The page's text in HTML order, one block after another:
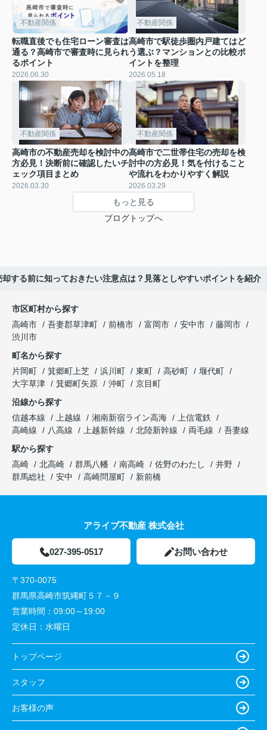
不動産関係
転職直後でも住宅ローン審査は
通る？高崎市で審査時に見られ
るポイント
2026.06.30
不動産関係
高崎市で駅徒歩圏内戸建てはど
う選ぶ？マンションとの比較ポ
イントを整理
2026.05.18
不動産関係
高崎市の不動産売却を検討中の
方必見！決断前に確認したいチ
ェック項目まとめ
2026.03.30
不動産関係
高崎市で二世帯住宅の売却を検
討中の方必見！気を付けること
や流れをわかりやすく解説
2026.03.29
もっと見る
ブログトップへ
する前に知っておきたい注意点は？見落としやすいポイントを紹介
市区町村から探す
高崎市
吾妻郡草津町 前橋市 富岡市 安中市
藤岡市
渋川市
町名から探す
片岡町
箕郷町上芝 浜川町 東町 高砂町
堰代町
大字草津
箕郷町矢原 沖町
京目町
沿線から探す
信越本線
上越線 湘南新宿ライン高海
上信電鉄
高崎線
八高線 上越新幹線 北陸新幹線 両毛線
吾妻線
駅から探す
高崎
北高崎 群馬八幡 南高崎 佐野のわたし
井野
群馬総社
安中 高崎問屋町 新前橋
アライブ不動産 株式会社
027-395-0517 お問い合わせ
〒370-0075
群馬県高崎市筑縄町５７－９
営業時間： 09:00～19:00
定休日： 水曜日
トップページ
スタッフ
お客様の声